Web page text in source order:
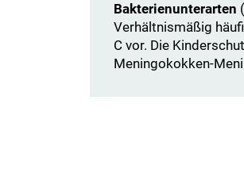
Bakterienunterarten
Verhältnismäßig
C vor. Die
Meningokokken-